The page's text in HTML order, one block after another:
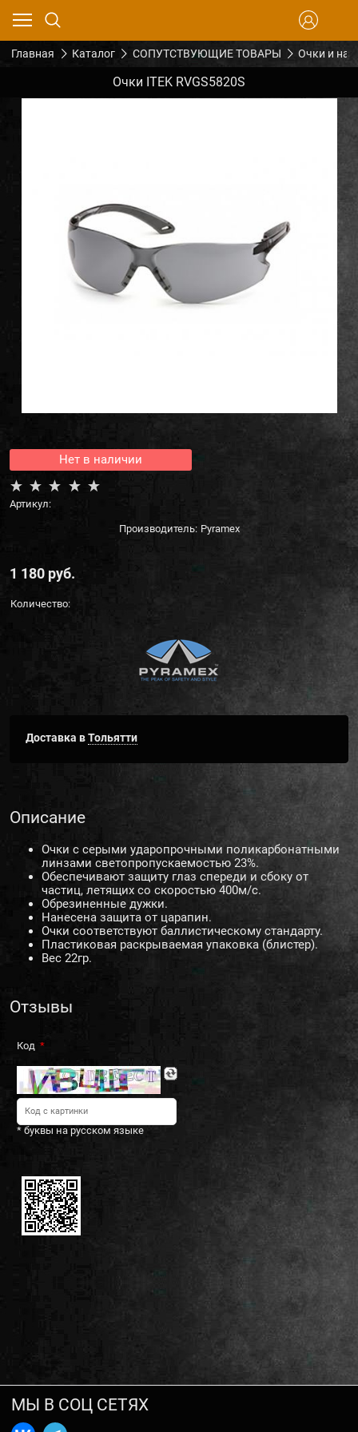
Главная Каталог СОПУТСТВУЮЩИЕ ТОВАРЫ Очки и
Очки ITEK RVGS5820S
Нет в наличии
Артикул:
Производитель: Pyramex
1 180 руб.
Количество:
Доставка вТольятти
Описание
Очки c серыми ударопрочными поликарбонатными
линзами светопропускаемостью 23%.
Обеспечивают защиту глаз спереди и сбоку от
частиц, летящих со скоростью 400м/с.
Обрезиненные дужки.
Нанесена защита от царапин.
Очки соответствуют баллистическому стандарту.
Пластиковая раскрываемая упаковка (блистер).
Вес 22гр.
Отзывы
Код
* буквы на русском языке
МЫ В СОЦ СЕТЯХ